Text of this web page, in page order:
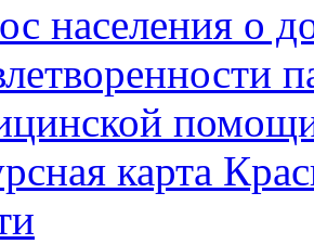
населения о
карта